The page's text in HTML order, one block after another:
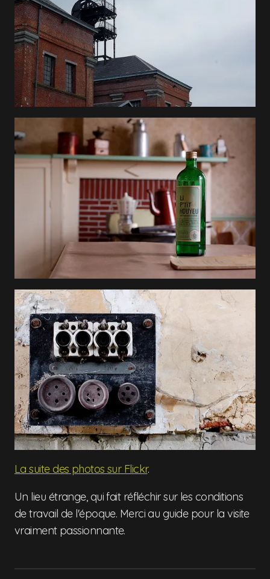
La suite des photos sur Flickr.
Un lieu étrange, qui fait réfléchir sur les conditions
de travail de l'époque. Merci au guide pour la visite
vraiment passionnante.